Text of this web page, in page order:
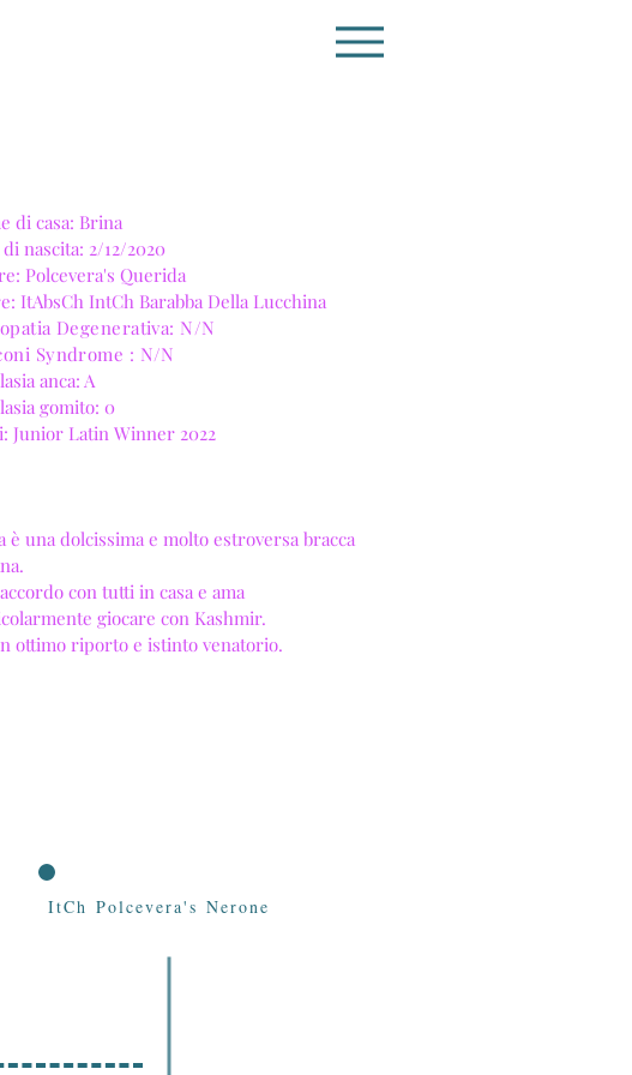
di casa: Brina
di nascita: 2/12/2020
Polcevera's Querida
ItAbsCh IntCh Barabba Della Lucchina
Degenerativa: N/N
Syndrome : N/N
anca: A
gomito: 0
Junior Latin Winner 2022
è una dolcissima e molto estroversa bracca
con tutti in casa e ama
giocare con Kashmir.
ottimo riporto e istinto venatorio.
ItCh Polcevera's Nerone